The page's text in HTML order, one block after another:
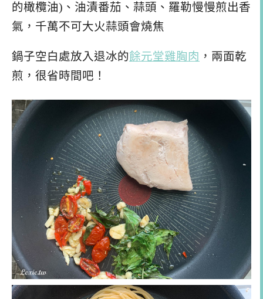
的橄欖油)、油漬番茄、蒜頭、羅勒慢慢煎出香
氣，千萬不可大火蒜頭會燒焦
鍋子空白處放入退冰的餘元堂雞胸肉 ，兩面乾
煎，很省時間吧！